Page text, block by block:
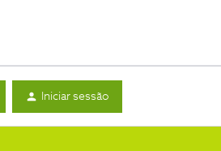
Iniciar sessão